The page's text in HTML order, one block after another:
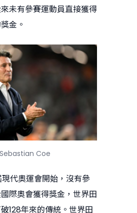
未有參賽運動員直接獲得
金。
Sebastian Coe
現代奧運會開始，沒有參
際奧會獲得獎金，世界田
128年來的傳統。世界田